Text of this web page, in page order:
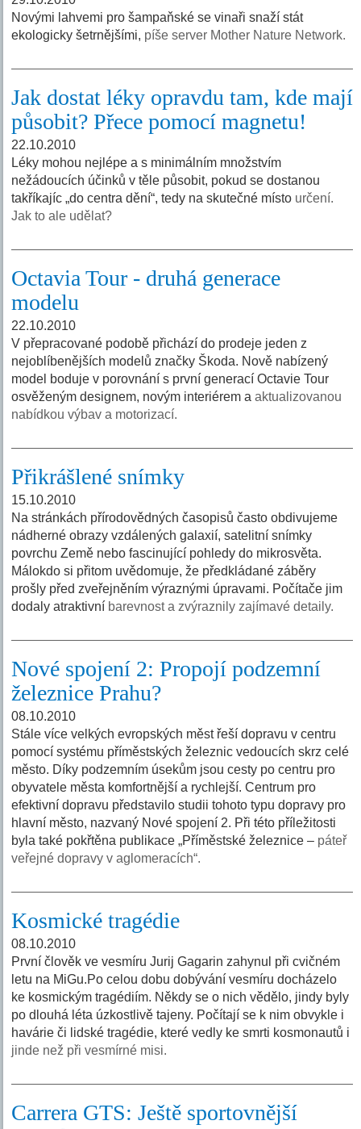
Novými lahvemi pro šampaňské se vinaři snaží stát
ekologicky šetrnějšími, píše server Mother Nature Network.
Jak dostat léky opravdu tam, kde mají
působit? Přece pomocí magnetu!
22.10.2010
Léky mohou nejlépe a s minimálním množstvím
nežádoucích účinků v těle působit, pokud se dostanou
takříkajíc „do centra dění“, tedy na skutečné místo určení.
Jak to ale udělat?
Octavia Tour - druhá generace
modelu
22.10.2010
V přepracované podobě přichází do prodeje jeden z
nejoblíbenějších modelů značky Škoda. Nově nabízený
model boduje v porovnání s první generací Octavie Tour
osvěženým designem, novým interiérem aaktualizovanou
nabídkou výbav a motorizací.
Přikrášlené snímky
15.10.2010
Na stránkách přírodovědných časopisů často obdivujeme
nádherné obrazy vzdálených galaxií, satelitní snímky
povrchu Země nebo fascinující pohledy do mikrosvěta.
Málokdo si přitom uvědomuje, že předkládané záběry
prošly před zveřejněním výraznými úpravami. Počítače jim
dodaly atraktivní barevnost a zvýraznily zajímavé detaily.
Nové spojení 2: Propojí podzemní
železnice Prahu?
08.10.2010
Stále více velkých evropských měst řeší dopravu v centru
pomocí systému příměstských železnic vedoucích skrz celé
město. Díky podzemním úsekům jsou cesty po centru pro
obyvatele města komfortnější a rychlejší. Centrum pro
efektivní dopravu představilo studii tohoto typu dopravy pro
hlavní město, nazvaný Nové spojení 2. Při této příležitosti
byla také pokřtěna publikace „Příměstské železnice – páteř
veřejné dopravy v aglomeracích“.
Kosmické tragédie
08.10.2010
První člověk ve vesmíru Jurij Gagarin zahynul při cvičném
letu na MiGu.Po celou dobu dobývání vesmíru docházelo
ke kosmickým tragédiím. Někdy se o nich vědělo, jindy byly
po dlouhá léta úzkostlivě tajeny. Počítají se k nim obvykle i
havárie či lidské tragédie, které vedly ke smrti kosmonautů i
jinde než při vesmírné misi.
Carrera GTS: Ještě sportovnější